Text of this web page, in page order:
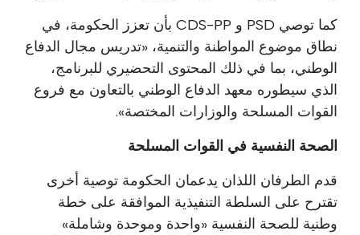
كما توصي PSD و CDS-PP بأن تعزز الحكومة، في
نطاق موضوع المواطنة والتنمية، «تدريس مجال الدفاع
الوطني، بما في ذلك المحتوى التحضيري للبرنامج،
الذي سيطوره معهد الدفاع الوطني بالتعاون مع فروع
القوات المسلحة والوزارات المختصة».
الصحة النفسية في القوات المسلحة
قدم الطرفان اللذان يدعمان الحكومة توصية أخرى
تقترح على السلطة التنفيذية الموافقة على خطة
وطنية للصحة النفسية «واحدة وموحدة وشاملة»